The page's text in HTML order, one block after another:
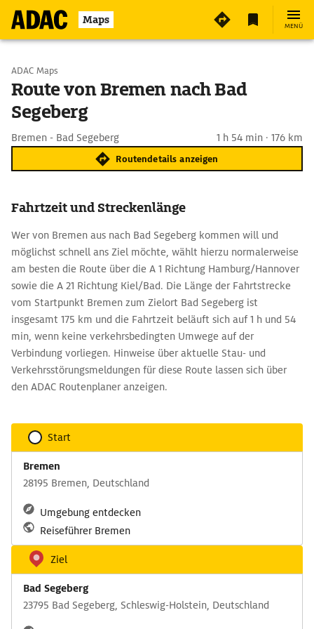
Maps MENÜ
Start wählen
Ziel eingeben
ADAC Maps
Route von Bremen nach Bad
Segeberg
Bremen - Bad Segeberg 1 h 54 min · 176 km
Routendetails anzeigen
Fahrtzeit und Streckenlänge
Wer von Bremen aus nach Bad Segeberg kommen will und
möglichst schnell ans Ziel möchte, wählt hierzu normalerweise
am besten die Route über die A 1 Richtung Hamburg/Hannover
sowie die A 21 Richtung Kiel/Bad. Die Länge der Fahrtstrecke
vom Startpunkt Bremen zum Zielort Bad Segeberg ist
insgesamt 175 km und die Fahrtzeit beläuft sich auf 1 h und 54
min, wenn keine verkehrsbedingten Umwege auf der
Verbindung vorliegen. Hinweise über aktuelle Stau- und
Verkehrsstörungsmeldungen für diese Route lassen sich über
den ADAC Routenplaner anzeigen.
Start
Bremen
28195 Bremen, Deutschland
Umgebung entdecken
Reiseführer Bremen
Ziel
Bad Segeberg
23795 Bad Segeberg, Schleswig-Holstein, Deutschland